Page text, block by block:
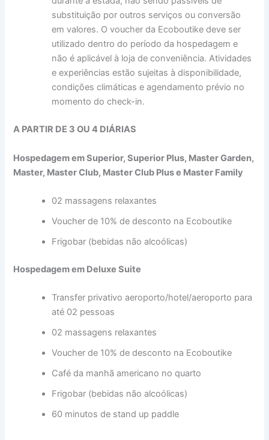
substituição por outros serviços ou conversão
em valores. O voucher da Ecoboutike deve ser
utilizado dentro do período da hospedagem e
não é aplicável à loja de conveniência. Atividades
e experiências estão sujeitas à disponibilidade,
condições climáticas e agendamento prévio no
momento do check-in.
A PARTIR DE 3 OU 4 DIÁRIAS
Hospedagem em Superior, Superior Plus, Master Garden,
Master, Master Club, Master Club Plus e Master Family
02 massagens relaxantes
Voucher de 10% de desconto na Ecoboutike
Frigobar (bebidas não alcoólicas)
Hospedagem em Deluxe Suite
Transfer privativo aeroporto/hotel/aeroporto para
até 02 pessoas
02 massagens relaxantes
Voucher de 10% de desconto na Ecoboutike
Café da manhã americano no quarto
Frigobar (bebidas não alcoólicas)
60 minutos de stand up paddle